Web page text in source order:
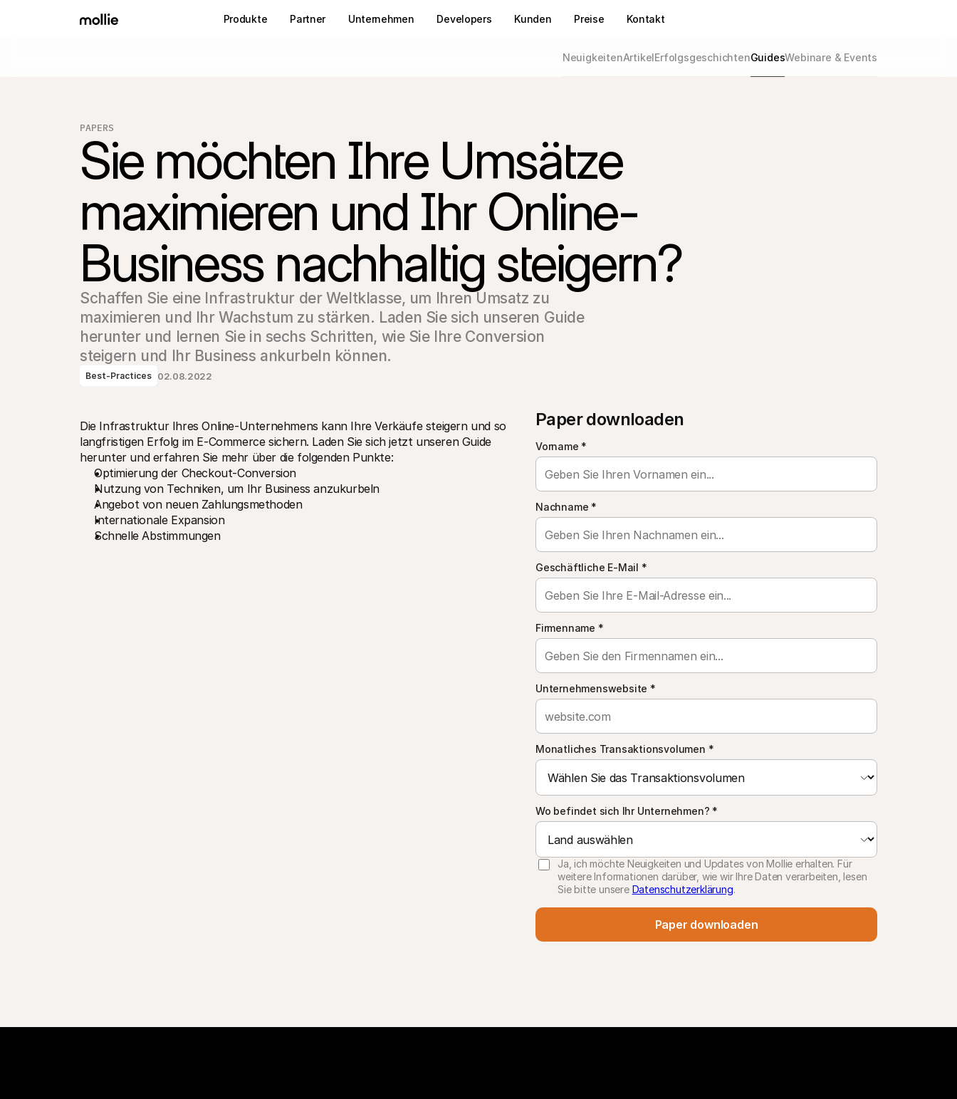
Produkte Partner Unternehmen Developers Kunden Preise Kontakt
NeuigkeitenArtikelErfolgsgeschichtenGuidesWebinare & Events
PAPERS
Sie möchten Ihre Umsätze
maximieren und Ihr Online-
Business nachhaltig steigern?
Schaffen Sie eine Infrastruktur der Weltklasse, um Ihren Umsatz zu
maximieren und Ihr Wachstum zu stärken. Laden Sie sich unseren Guide
herunter und lernen Sie in sechs Schritten, wie Sie Ihre Conversion
steigern und Ihr Business ankurbeln können.
Best-Practices 02.08.2022
Die Infrastruktur Ihres Online-Unternehmens kann Ihre Verkäufe steigern und so
langfristigen Erfolg im E-Commerce sichern. Laden Sie sich jetzt unseren Guide
herunter und erfahren Sie mehr über die folgenden Punkte:
Optimierung der Checkout-Conversion
Nutzung von Techniken, um Ihr Business anzukurbeln
Angebot von neuen Zahlungsmethoden
Internationale Expansion
Schnelle Abstimmungen
Paper downloaden
Vorname *
Nachname *
Geschäftliche E-Mail *
Firmenname *
Unternehmenswebsite *
Monatliches Transaktionsvolumen *
Wo befindet sich Ihr Unternehmen? *
Ja, ich möchte Neuigkeiten und Updates von Mollie erhalten. Für
weitere Informationen darüber, wie wir Ihre Daten verarbeiten, lesen
Sie bitte unsere Datenschutzerklärung.
Paper downloaden